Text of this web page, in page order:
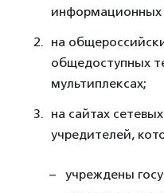
информационных
на
общедоступных
мультиплексах;
на сайтах
учредителей,
учреждены